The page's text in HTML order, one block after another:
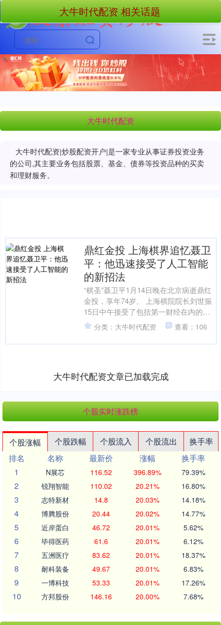
大牛时代配资
大牛时代配资|炒股配资开户|是一家专业从事证券投资业务
的公司,其主要业务包括股票、基金、债券等投资品种的买卖
和理财服务。
大牛时代配资 相关话题
鼎红金投 上海棋界追忆聂卫
平：他迅速接受了人工智能
的新招法
“棋圣”聂卫平1月14日晚在北京病逝鼎红
金投，享年74岁。 上海棋院院长刘世振
15日中午接受了包括第一财经在内的媒
体采访，他表示，聂老远....
分类：大牛时代配资 查看：106
大牛时代配资文章已加载完成
个股实时涨跌榜
个股涨幅 个股跌幅 个股流入 个股流出
换手率
排名
名称 最新价 涨幅
换手率
1
N展芯 116.52 396.89% 79.39%
2 锐翔智能 110.02 20.21% 16.80%
3 志特新材 14.8 20.03% 14.18%
4 博腾股份 20.44 20.02% 14.77%
5 近岸蛋白 46.72 20.01% 5.62%
6 毕得医药 61.6 20.01% 6.12%
7 五洲医疗 83.62 20.01% 18.37%
8 耐科装备 49.67 20.01% 6.83%
9 一博科技 53.33 20.01% 17.26%
10 方邦股份 146.16 20.00% 7.68%